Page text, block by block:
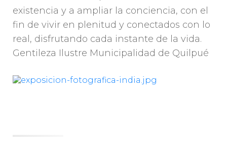
existencia y a ampliar la conciencia, con el
fin de vivir en plenitud y conectados con lo
real, disfrutando cada instante de la vida.
Gentileza Ilustre Municipalidad de Quilpué